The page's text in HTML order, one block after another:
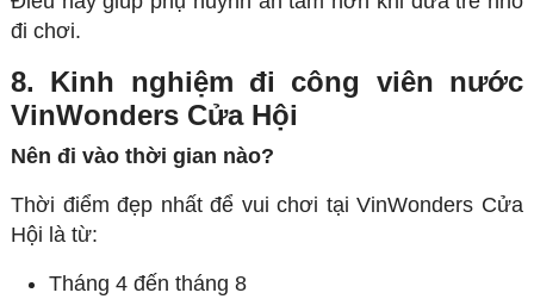
đi chơi.
8. Kinh nghiệm đi công viên nước
VinWonders Cửa Hội
Nên đi vào thời gian nào?
Thời điểm đẹp nhất để vui chơi tại VinWonders Cửa
Hội là từ:
Tháng 4 đến tháng 8